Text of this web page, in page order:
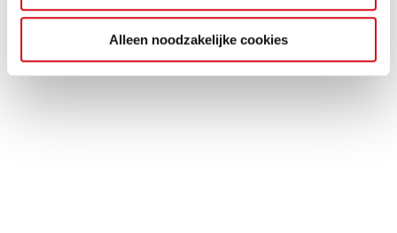
Alleen noodzakelijke cookies